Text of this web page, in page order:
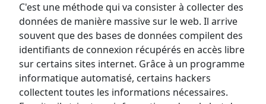
C'est une méthode qui va consister à collecter des
données de manière massive sur le web. Il arrive
souvent que des bases de données compilent des
identifiants de connexion récupérés en accès libre
sur certains sites internet. Grâce à un programme
informatique automatisé, certains hackers
collectent toutes les informations nécessaires.